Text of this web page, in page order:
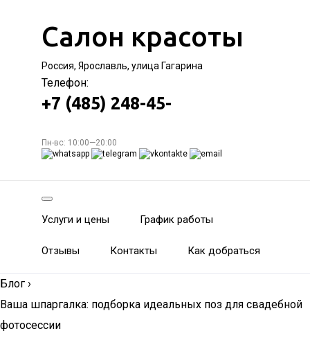
Салон красоты
Россия, Ярославль, улица Гагарина
Телефон:
+7 (485) 248-45-
Пн-вс: 10:00—20:00
Услуги и цены График работы
Отзывы Контакты Как добраться
Блог ›
Ваша шпаргалка: подборка идеальных поз для свадебной
фотосессии